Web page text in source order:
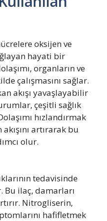
oksijen ve
hayati bir
organların ve
çalışmasını sağlar.
akışı yavaşlayabilir
çeşitli sağlık
hızlandırmak
artırarak bu
olur.
tedavisinde
Bu ilaç, damarları
Nitrogliserin,
hafifletmek